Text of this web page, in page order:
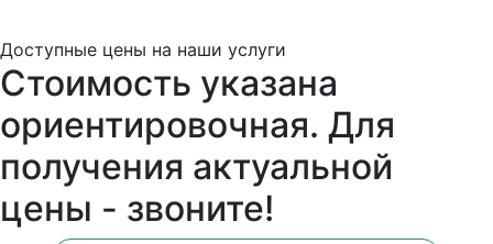
Доступные цены на наши услуги
Стоимость указана
ориентировочная. Для
получения актуальной
цены - звоните!